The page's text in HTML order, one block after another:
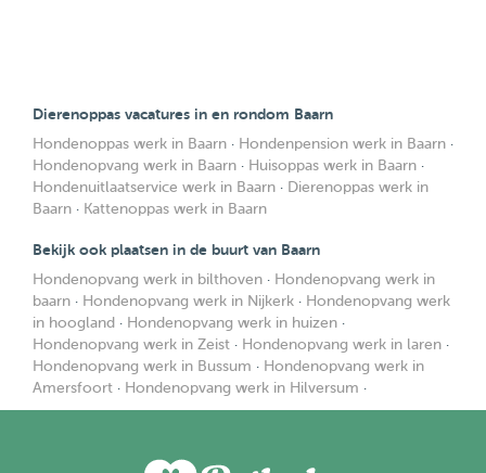
Dierenoppas vacatures in en rondom Baarn
Hondenoppas werk in Baarn · Hondenpension werk in Baarn ·
Hondenopvang werk in Baarn · Huisoppas werk in Baarn ·
Hondenuitlaatservice werk in Baarn · Dierenoppas werk in
Baarn · Kattenoppas werk in Baarn
Bekijk ook plaatsen in de buurt van Baarn
Hondenopvang werk in bilthoven · Hondenopvang werk in
baarn · Hondenopvang werk in Nijkerk · Hondenopvang werk
in hoogland · Hondenopvang werk in huizen ·
Hondenopvang werk in Zeist · Hondenopvang werk in laren ·
Hondenopvang werk in Bussum · Hondenopvang werk in
Amersfoort · Hondenopvang werk in Hilversum ·